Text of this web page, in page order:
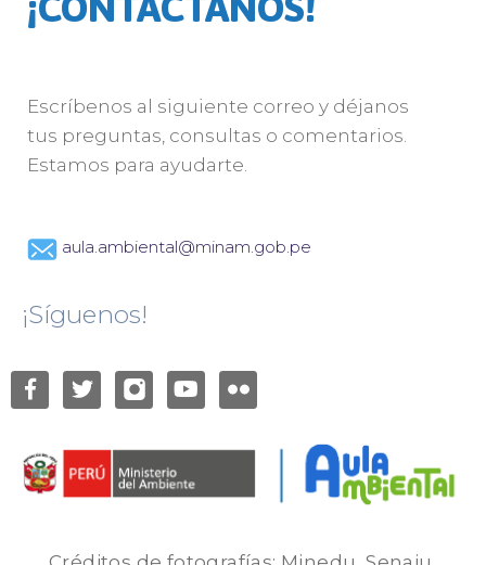
Escríbenos al siguiente correo y déjanos
tus preguntas, consultas o comentarios.
Estamos para ayudarte.
aula.ambiental@minam.gob.pe
¡Síguenos!